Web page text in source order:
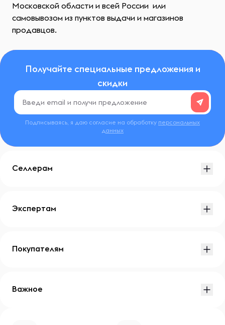
Московской области и всей России или
самовывозом из пунктов выдачи и магазинов
продавцов.
Получайте специальные предложения и
скидки
Подписываясь, я даю согласие на обработку персональных
данных
Селлерам
Экспертам
Покупателям
Важное